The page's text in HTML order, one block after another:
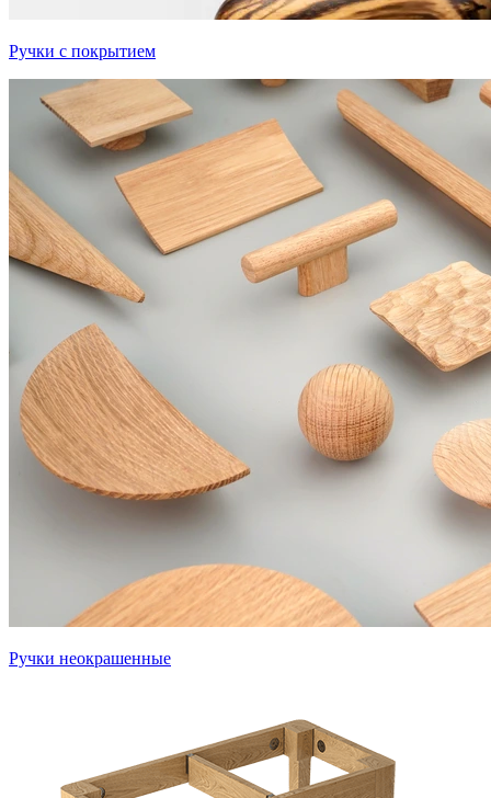
Ручки с покрытием
Ручки неокрашенные